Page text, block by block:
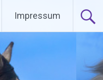
Impressum